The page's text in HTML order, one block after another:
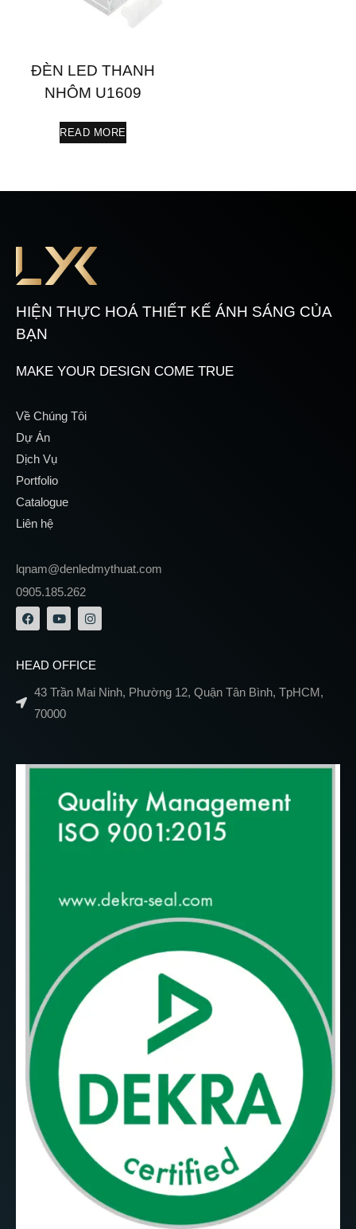
ĐÈN LED THANH
NHÔM U1609
READ MORE
HIỆN THỰC HOÁ THIẾT KẾ ÁNH SÁNG CỦA
BẠN
MAKE YOUR DESIGN COME TRUE
Về Chúng Tôi
Dự Án
Dịch Vụ
Portfolio
Catalogue
Liên hệ
lqnam@denledmythuat.com
0905.185.262
HEAD OFFICE
43 Trần Mai Ninh, Phường 12, Quận Tân Bình, TpHCM,
70000